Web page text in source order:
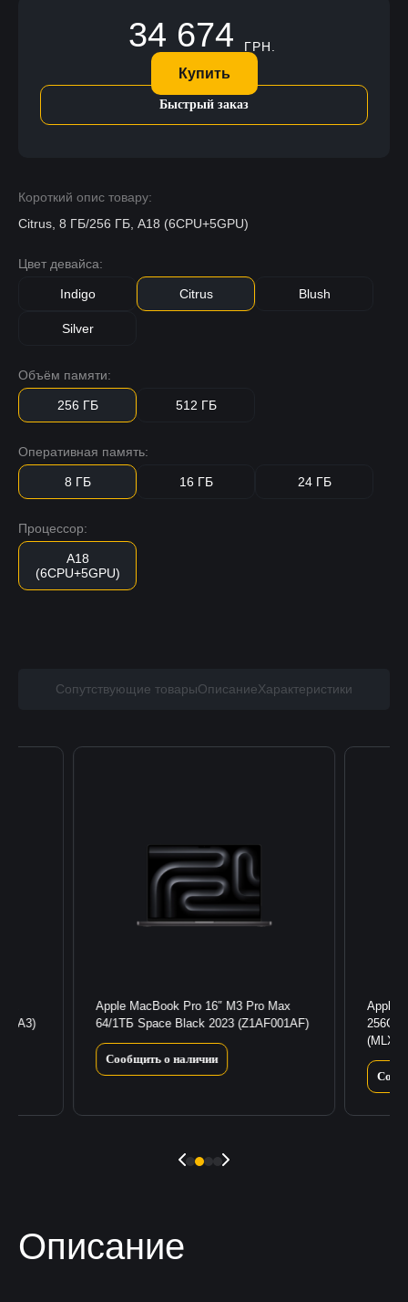
Короткий опис товару:
Citrus, 8 ГБ/256 ГБ, A18 (6CPU+5GPU)
Цвет девайса:
Indigo Citrus Blush
Silver
Объём памяти:
256 ГБ 512 ГБ
Оперативная память:
8 ГБ 16 ГБ 24 ГБ
Процессор:
A18
(6CPU+5GPU)
34 674 ГРН.
Купить
Быстрый заказ
Сопутствующие товарыОписаниеХарактеристики
Apple MacBook Pro 16″ M3 Pro Max
64/1ТБ Space Black 2023 (Z1AF001AF)
Сообщить о наличии
Apple
Описание